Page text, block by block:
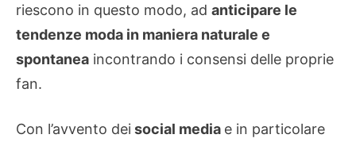
riescono in questo modo, ad anticipare le
tendenze moda in maniera naturale e
spontanea incontrando i consensi delle proprie
fan.
Con l’avvento dei social media e in particolare